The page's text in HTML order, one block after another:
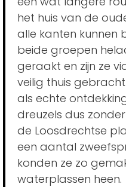
het huis van de
alle kanten kunnen
beide groepen
geraakt en zijn ze
veilig thuis
als echte
dreuzels dus
de Loosdrechtse
een aantal
konden ze zo
waterplassen heen.